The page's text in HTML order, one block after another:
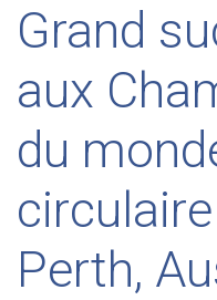
Grand
aux
du
Perth,